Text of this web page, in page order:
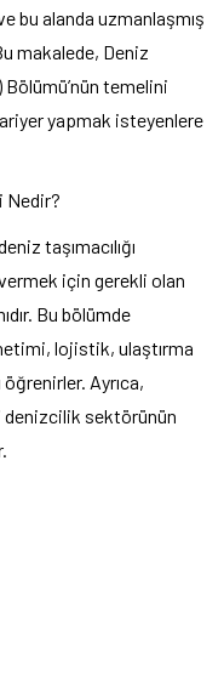
bu alanda uzmanlaşmış
makalede, Deniz
Bölümü’nün temelini
yapmak isteyenlere
Nedir?
taşımacılığı
için gerekli olan
Bu bölümde
lojistik, ulaştırma
Ayrıca,
denizcilik sektörünün